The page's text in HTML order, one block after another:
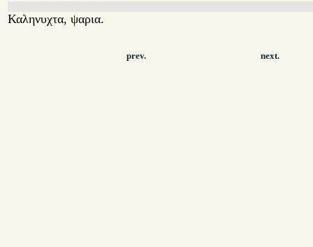
Καληνυχτα, ψαρια.
prev. next.